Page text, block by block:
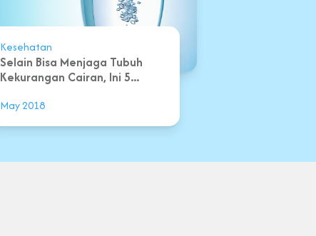
Kesehatan
Selain Bisa Menjaga Tubuh
Kekurangan Cairan, Ini 5...
May 2018